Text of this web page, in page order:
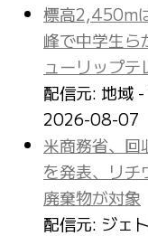
標高2,450m
峰で中学生ら
ューリップテ
配信元: 地域
2026-08-07
米商務省、回
を発表、リチ
廃棄物が対象
配信元: ジェ